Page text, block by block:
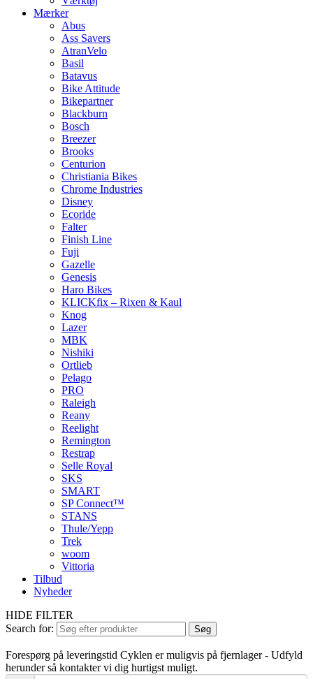
Mærker
Abus
Ass Savers
AtranVelo
Basil
Batavus
Bike Attitude
Bikepartner
Blackburn
Bosch
Breezer
Brooks
Centurion
Christiania Bikes
Chrome Industries
Disney
Ecoride
Falter
Finish Line
Fuji
Gazelle
Genesis
Haro Bikes
KLICKfix – Rixen & Kaul
Knog
Lazer
MBK
Nishiki
Ortlieb
Pelago
PRO
Raleigh
Reany
Reelight
Remington
Restrap
Selle Royal
SKS
SMART
SP Connect™
STANS
Thule/Yepp
Trek
woom
Vittoria
Tilbud
Nyheder
HIDE FILTER
Search for:
Søg
Forespørg på leveringstid Cyklen er muligvis på fjernlager - Udfyld
herunder så kontakter vi dig hurtigst muligt.